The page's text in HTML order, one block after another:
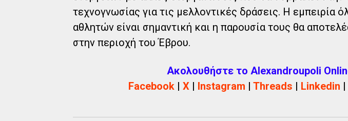
τεχνογνωσίας για τις μελλοντικές δράσεις. Η εμπειρία
αθλητών είναι σημαντική και η παρουσία τους θα
στην περιοχή του Έβρου.
Ακολουθήστε το Alexandroupoli
Facebook| X| Instagram | Threads | Linkedin |